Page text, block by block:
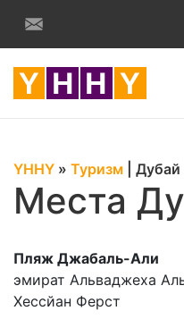
YHHY » Туризм Дубай
Места
Пляж Джа­баль-Али
эмират Альваджеха
Хессйан Ферст